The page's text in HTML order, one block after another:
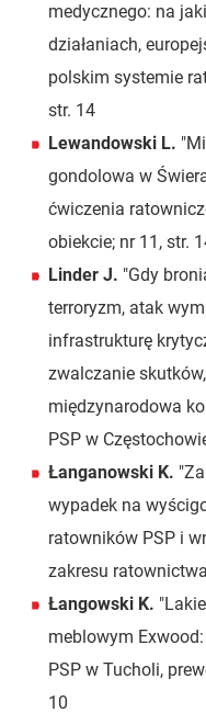
medycznego: na
działaniach,
polskim systemie
str. 14
Lewandowski L.
gondolowa w
ćwiczenia
obiekcie; nr 11, str.
Linder J. "Gdy
terroryzm, atak
infrastrukturę
zwalczanie
międzynarodowa
PSP w
Łanganowski K.
wypadek na
ratowników PSP i
zakresu
Łangowski K.
meblowym
PSP w Tucholi,
10